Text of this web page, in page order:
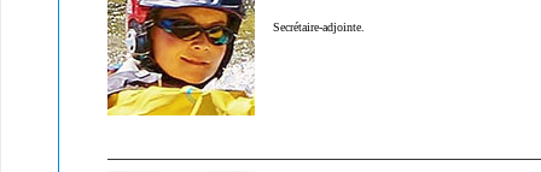
Secrétaire-adjointe.